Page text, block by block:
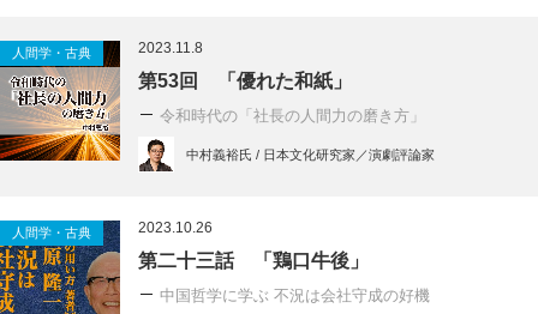
人間学・古典 2023.11.8
第53回 「優れた和紙」
令和時代の「社長の人間力の磨き方」
中村義裕氏 / 日本文化研究家／演劇評論家
人間学・古典 2023.10.26
第二十三話 「鶏口牛後」
中国哲学に学ぶ 不況は会社守成の好機